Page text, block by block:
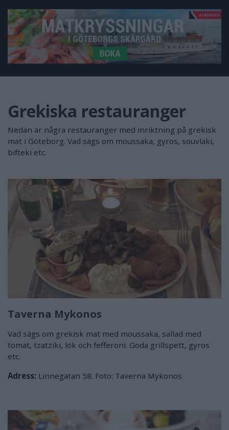
Grekiska restauranger
Nedan är några restauranger med inriktning på grekisk
mat i Göteborg. Vad sägs om moussaka, gyros, souvlaki,
bifteki etc.
Taverna Mykonos
Vad sägs om grekisk mat med moussaka, sallad med
tomat, tzatziki, lök och fefferoni. Goda grillspett, gyros
etc.
Adress: Linnegatan 58. Foto: Taverna Mykonos